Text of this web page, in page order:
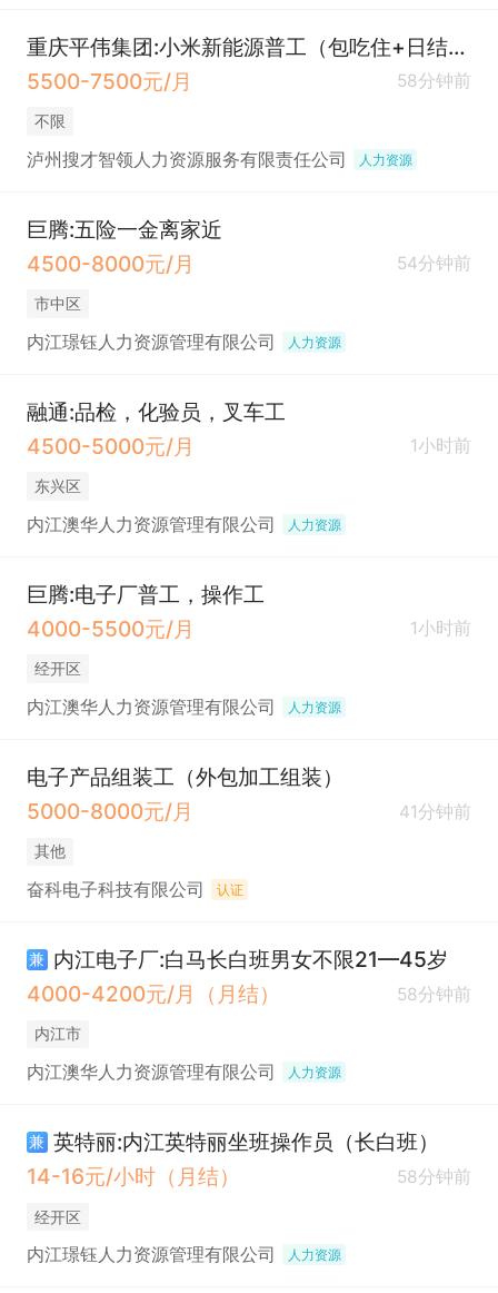
重庆平伟集团:小米新能源普工（包吃住+日结280一天）
5500-7500元/月
58分钟前
不限
泸州搜才智领人力资源服务有限责任公司 人力资源
巨腾:五险一金离家近
4500-8000元/月
54分钟前
市中区
内江璟钰人力资源管理有限公司 人力资源
融通:品检，化验员，叉车工
4500-5000元/月
1小时前
东兴区
内江澳华人力资源管理有限公司 人力资源
巨腾:电子厂普工，操作工
4000-5500元/月
1小时前
经开区
内江澳华人力资源管理有限公司 人力资源
电子产品组装工（外包加工组装）
5000-8000元/月
41分钟前
其他
奋科电子科技有限公司 认证
兼 内江电子厂:白马长白班男女不限21—45岁
4000-4200元/月（月结）
58分钟前
内江市
内江澳华人力资源管理有限公司 人力资源
兼 英特丽:内江英特丽坐班操作员（长白班）
14-16元/小时（月结）
58分钟前
经开区
内江璟钰人力资源管理有限公司 人力资源